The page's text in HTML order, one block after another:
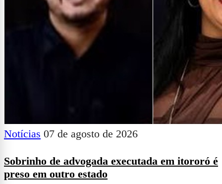
Notícias 07 de agosto de 2026
Sobrinho de advogada executada em itororó é
preso em outro estado